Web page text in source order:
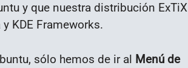
y que nuestra distribución ExTiX
KDE Frameworks.
sólo hemos de ir al Menú de